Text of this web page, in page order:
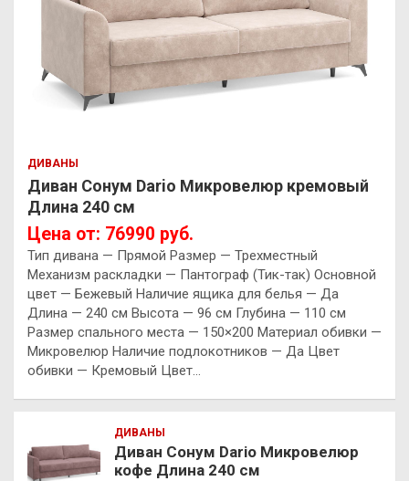
ДИВАНЫ
Диван Сонум Dario Микровелюр кремовый
Длина 240 см
Цена от: 76990 руб.
Тип дивана — Прямой Размер — Трехместный
Механизм раскладки — Пантограф (Тик-так) Основной
цвет — Бежевый Наличие ящика для белья — Да
Длина — 240 см Высота — 96 см Глубина — 110 см
Размер спального места — 150×200 Материал обивки —
Микровелюр Наличие подлокотников — Да Цвет
обивки — Кремовый Цвет…
ДИВАНЫ
Диван Сонум Dario Микровелюр
кофе Длина 240 см